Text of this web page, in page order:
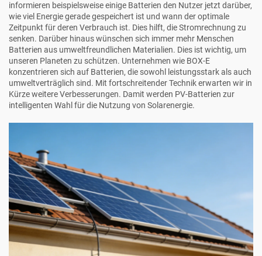
informieren beispielsweise einige Batterien den Nutzer jetzt darüber,
wie viel Energie gerade gespeichert ist und wann der optimale
Zeitpunkt für deren Verbrauch ist. Dies hilft, die Stromrechnung zu
senken. Darüber hinaus wünschen sich immer mehr Menschen
Batterien aus umweltfreundlichen Materialien. Dies ist wichtig, um
unseren Planeten zu schützen. Unternehmen wie BOX-E
konzentrieren sich auf Batterien, die sowohl leistungsstark als auch
umweltverträglich sind. Mit fortschreitender Technik erwarten wir in
Kürze weitere Verbesserungen. Damit werden PV-Batterien zur
intelligenten Wahl für die Nutzung von Solarenergie.